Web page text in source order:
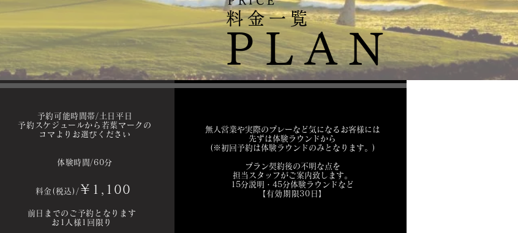
前日までのご予約となります
​毎週火曜日・水曜日限定
※コーチ常駐コマは『レッスン予約』のある
コマに限ります。
予約可能時間帯/土日平日
予約スケジュールから若葉マークの
コマよりお選びください
体験時間/60分
料金(税込)/ ￥1,100
前日までのご予約となります
​お1人様1回限り
無人営業や実際のプレーなど気になるお客様には
先ずは体験ラウンドから
(※初回予約は体験ラウンドのみとなります。)
プラン契約後の不明な点を
担当スタッフがご案内致します。
15分説明・45分体験ラウンドなど
【有効期限30日】
料金一覧
PLAN